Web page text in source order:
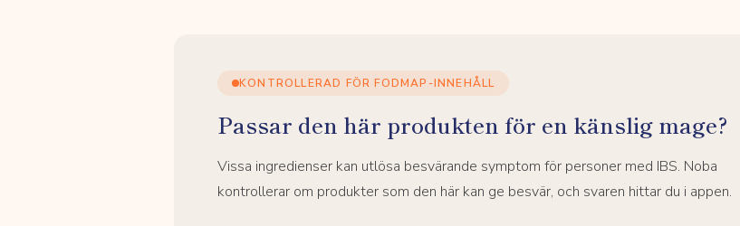
KONTROLLERAD FÖR FODMAP-INNEHÅLL
Passar den här produkten för en känslig mage?
Vissa ingredienser kan utlösa besvärande symptom för personer med IBS. Noba
kontrollerar om produkter som den här kan ge besvär, och svaren hittar du i appen.